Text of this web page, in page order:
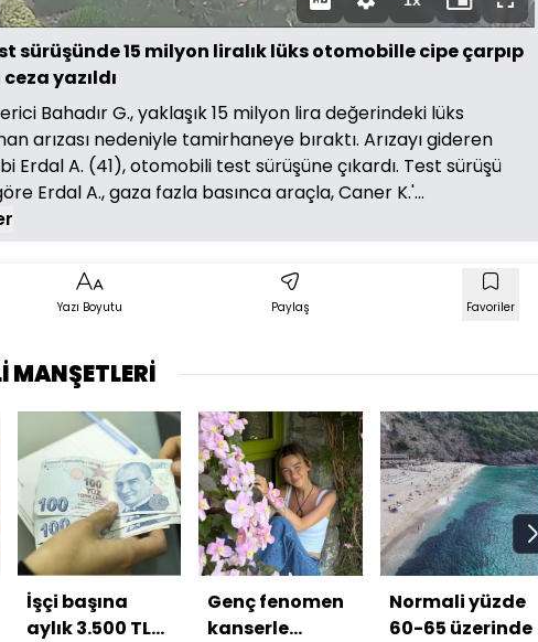
Oynatma
Hızı
Mini
oynatıcı
Tam
Ekran
sürüşünde 15 milyon liralık lüks otomobille cipe çarpıp
yazıldı
Bahadır G., yaklaşık 15 milyon lira değerindeki lüks
arızası nedeniyle tamirhaneye bıraktı. Arızayı gideren
Erdal A. (41), otomobili test sürüşüne çıkardı. Test sürüşü
Erdal A., gaza fazla basınca araçla, Caner K.'...
Yazı Boyutu Paylaş Favoriler
MANŞETLERİ
İşçi başına
aylık 3.500 TL
Genç fenomen
kanserle
Normali yüzde
60-65 üzerinde